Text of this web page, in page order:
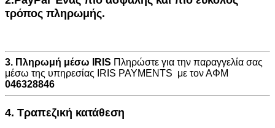
τρόπος πληρωμής.
3. Πληρωμή μέσω IRIS Πληρώστε για την παραγγελία σας
μέσω της υπηρεσίας IRIS PAYMENTS με τον ΑΦΜ
046328846
4. Τραπεζική κατάθεση